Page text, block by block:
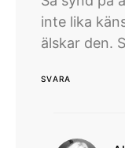
inte lika
älskar den.
SVARA